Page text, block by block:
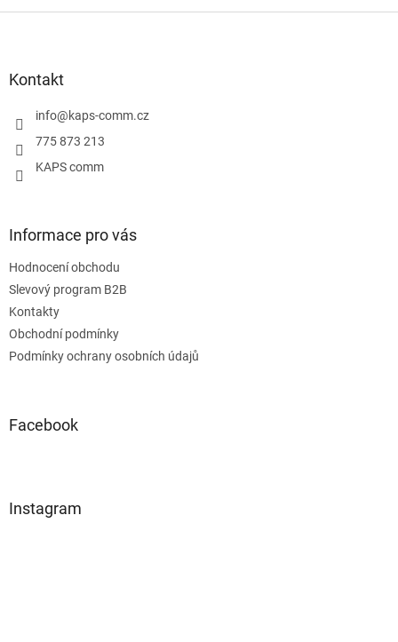
Kontakt
info@kaps-comm.cz
775 873 213
KAPS comm
Informace pro vás
Hodnocení obchodu
Slevový program B2B
Kontakty
Obchodní podmínky
Podmínky ochrany osobních údajů
Facebook
Instagram